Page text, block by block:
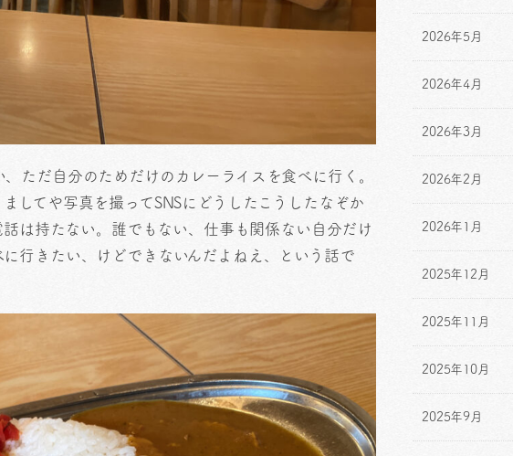
ただ自分のためだけのカレーライスを食べに行く。
してや写真を撮ってSNSにどうしたこうしたなぞか
は持たない。誰でもない、仕事も関係ない自分だけ
行きたい、けどできないんだよねえ、という話で
2026年5月
2026年4月
2026年3月
2026年2月
2026年1月
2025年12月
2025年11月
2025年10月
2025年9月